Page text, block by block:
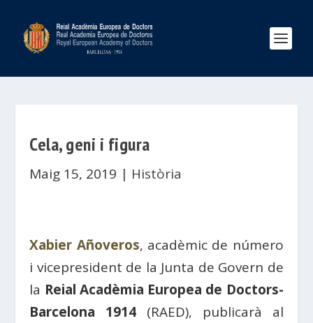
Cela, geni i figura
Maig 15, 2019 | Història
Xabier Añoveros, acadèmic de número
i vicepresident de la Junta de Govern de
la Reial Acadèmia Europea de Doctors-
Barcelona 1914 (RAED), publicarà al